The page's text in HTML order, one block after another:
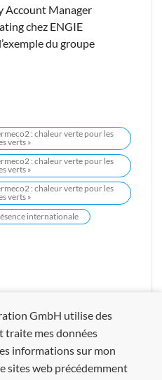
Account Manager
chez ENGIE
du groupe
: chaleur verte pour les
verts »
: chaleur verte pour les
verts »
: chaleur verte pour les
verts »
internationale
GmbH utilise des
traite mes données
informations sur mon
sites web précédemment